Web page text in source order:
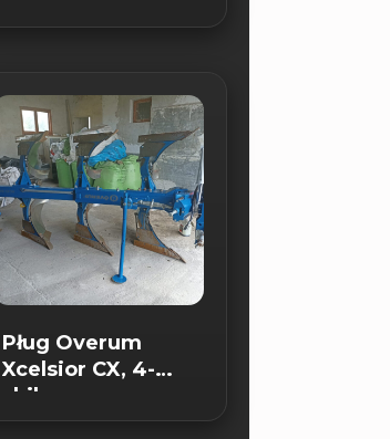
Pług Overum
Xcelsior CX, 4-
skibowy
obrotowy.